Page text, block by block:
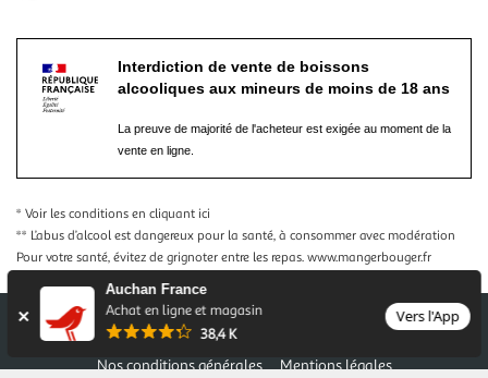
Auchan France
Achat en ligne et magasin
38,4 K
Vers l'App
Interdiction de vente de boissons
alcooliques aux mineurs de moins de 18 ans
La preuve de majorité de l'acheteur est exigée au moment de la
vente en ligne.
* Voir les conditions en cliquant ici
** L’abus d’alcool est dangereux pour la santé, à consommer avec modération
Pour votre santé, évitez de grignoter entre les repas. www.mangerbouger.fr
Nos conditions générales Mentions légales